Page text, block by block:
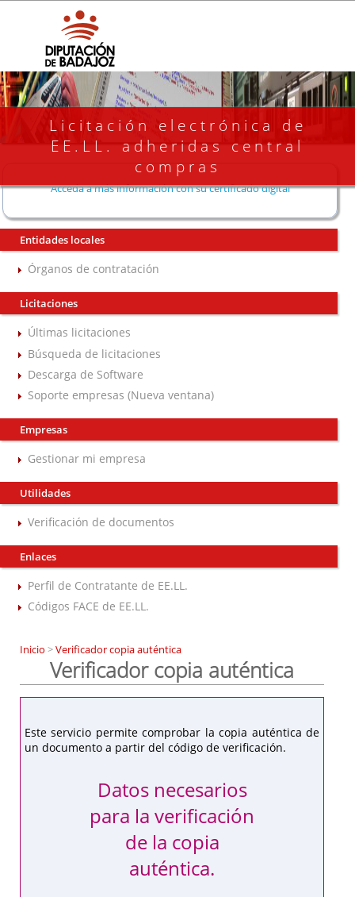
Licitación electrónica de
EE.LL. adheridas central
compras
Acceda a más información con su certificado digital
Entidades locales
Órganos de contratación
Licitaciones
Últimas licitaciones
Búsqueda de licitaciones
Descarga de Software
Soporte empresas (Nueva ventana)
Empresas
Gestionar mi empresa
Utilidades
Verificación de documentos
Enlaces
Perfil de Contratante de EE.LL.
Códigos FACE de EE.LL.
Inicio >Verificador copia auténtica
Verificador copia auténtica
Este servicio permite comprobar la copia auténtica de
un documento a partir del código de verificación.
Datos necesarios
para la verificación
de la copia
auténtica.